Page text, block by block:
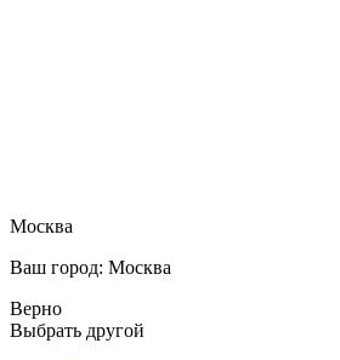
Москва
Ваш город: Москва
Верно
Выбрать другой